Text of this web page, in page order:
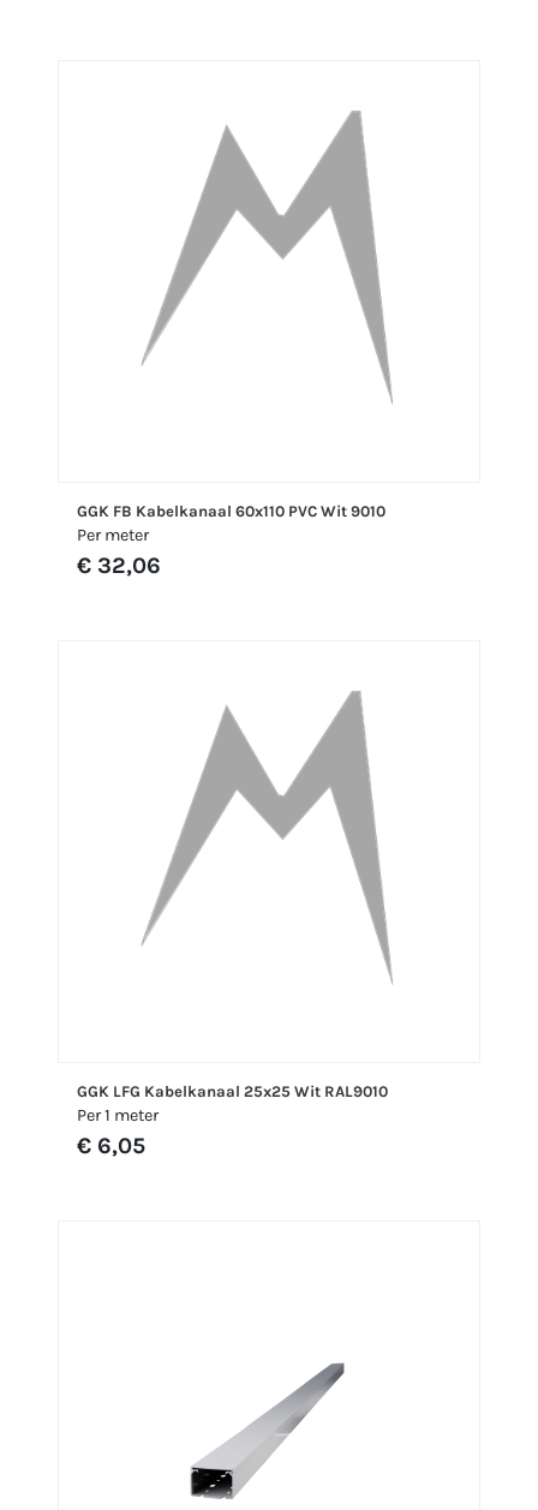
GGK FB Kabelkanaal 60x110 PVC Wit 9010
Per meter
€ 32,06
GGK LFG Kabelkanaal 25x25 Wit RAL9010
Per 1 meter
€ 6,05